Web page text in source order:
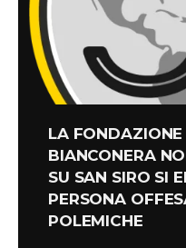
LA
BIANCONERA
SU SAN SIRO SI
PERSONA
POLEMICHE